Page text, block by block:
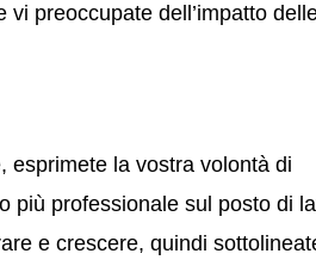
preoccupate dell’impatto
esprimete la vostra volontà di
più professionale sul posto di
e crescere, quindi